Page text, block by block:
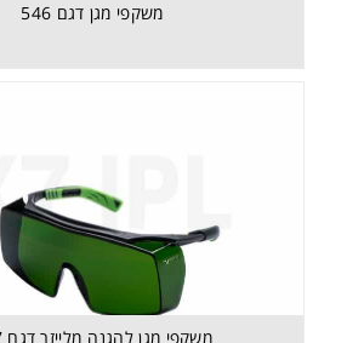
משקפי מגן דגם 546
משקפי מגן להגנה מלייזר דגם 5X7